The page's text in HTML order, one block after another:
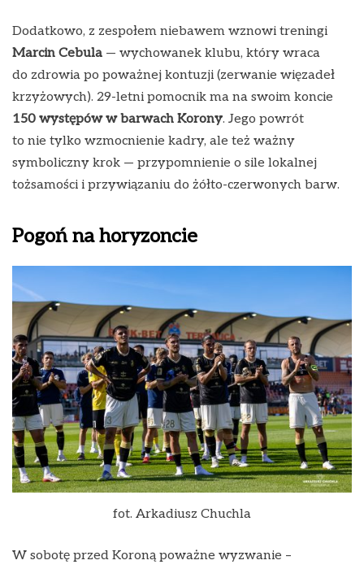
Dodatkowo, z zespołem niebawem wznowi treningi
Marcin Cebula — wychowanek klubu, który wraca
do zdrowia po poważnej kontuzji (zerwanie więzadeł
krzyżowych). 29-letni pomocnik ma na swoim koncie
150 występów w barwach Korony. Jego powrót
to nie tylko wzmocnienie kadry, ale też ważny
symboliczny krok — przypomnienie o sile lokalnej
tożsamości i przywiązaniu do żółto-czerwonych barw.
Pogoń na horyzoncie
fot. Arkadiusz Chuchla
W sobotę przed Koroną poważne wyzwanie –